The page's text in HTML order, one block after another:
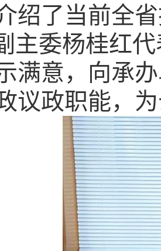
绍了当前全
主委杨桂红
满意，向承
议政职能，